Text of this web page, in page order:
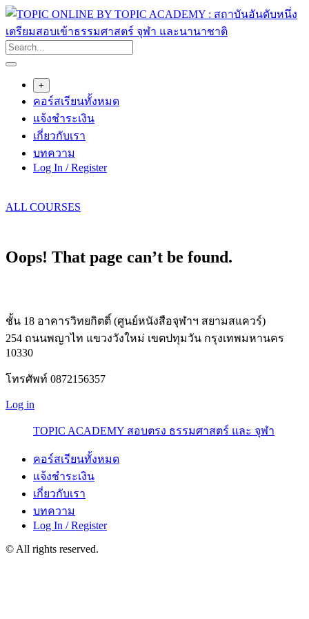
Skip
content
+
คอร์สเรียนทั้งหมด
แจ้งชำระเงิน
เกี่ยวกับเรา
บทความ
Log In / Register
ALL COURSES
Oops! That page can’t be found.
ชั้น 18 อาคารวิทยกิตติ์ (ศูนย์หนังสือจุฬาฯ สยามสแควร์)
254 ถนนพญาไท แขวงวังใหม่ เขตปทุมวัน กรุงเทพมหานคร
10330
โทรศัพท์ 0872156357
Log in
TOPIC ACADEMY สอบตรง ธรรมศาสตร์ และ จุฬา
คอร์สเรียนทั้งหมด
แจ้งชำระเงิน
เกี่ยวกับเรา
บทความ
Log In / Register
© All rights reserved.